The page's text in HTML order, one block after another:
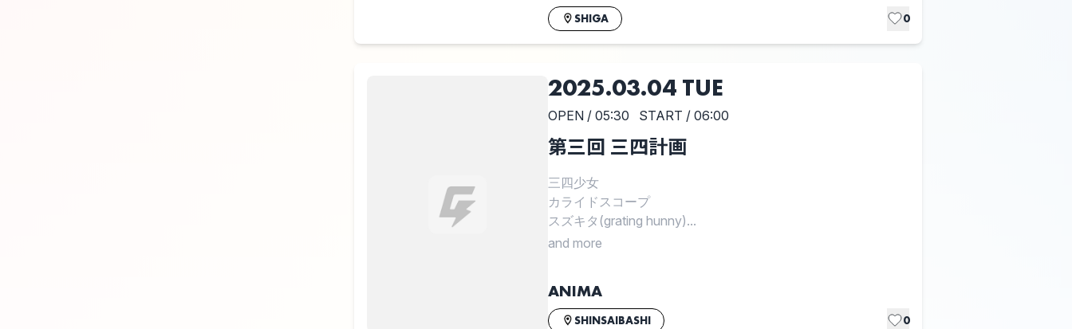
SHIGA 0
2025.03.04 TUE
OPEN / 05:30 START / 06:00
第三回 三四計画
三四少女
カライドスコープ
スズキタ(grating hunny)...
and more
ANIMA
SHINSAIBASHI 0